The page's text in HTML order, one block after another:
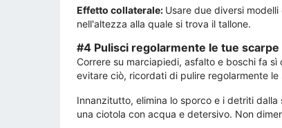
Effetto collaterale: Usare due diversi
nell'altezza alla quale si trova il tallone.
#4 Pulisci regolarmente le tue scarpe
Correre su marciapiedi, asfalto e boschi fa
evitare ciò, ricordati di pulire regolarmente le
Innanzitutto, elimina lo sporco e i detriti
una ciotola con acqua e detersivo. Non